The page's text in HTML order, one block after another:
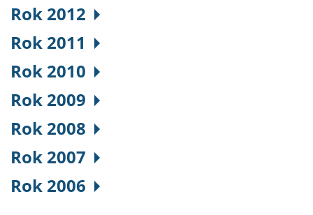
Rok 2012
Rok 2011
Rok 2010
Rok 2009
Rok 2008
Rok 2007
Rok 2006